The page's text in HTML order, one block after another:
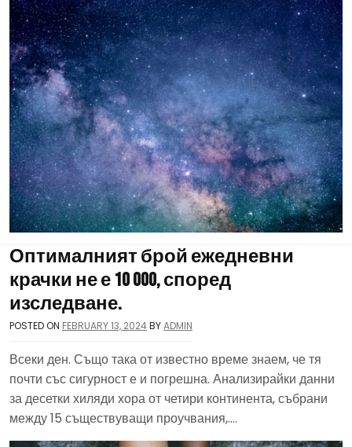
Оптималният брой ежедневни
крачки не е 10 000, според
изследване.
POSTED ON FEBRUARY 13, 2024BYADMIN
Всеки ден. Също така от известно време знаем, че тя
почти със сигурност е и погрешна. Анализирайки данни
за десетки хиляди хора от четири континента, събрани
между 15 съществуващи проучвания,….